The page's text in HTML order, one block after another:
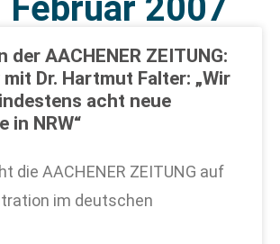
Februar 2007
der AACHENER ZEITUNG:
Dr. Hartmut Falter: „Wir
acht neue
in NRW“
die AACHENER ZEITUNG auf
im deutschen